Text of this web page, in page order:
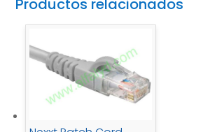
Productos relacionados